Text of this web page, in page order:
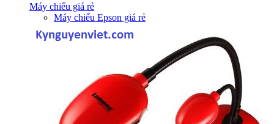
Máy chiếu giá rẻ
Máy chiếu Epson giá rẻ